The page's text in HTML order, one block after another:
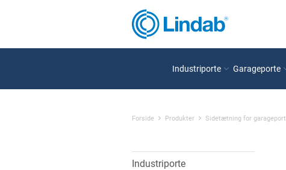
Industriporte Garageporte
Forside Produkter Sidetætning for garageport
Industriporte